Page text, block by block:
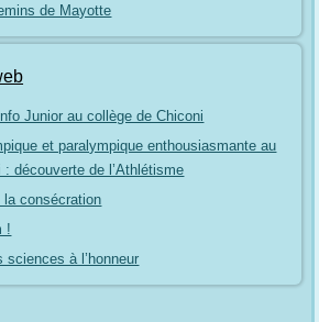
de Mayotte
Junior au collège de Chiconi
et paralympique enthousiasmante au
: découverte de l’Athlétisme
consécration
!
sciences à l’honneur